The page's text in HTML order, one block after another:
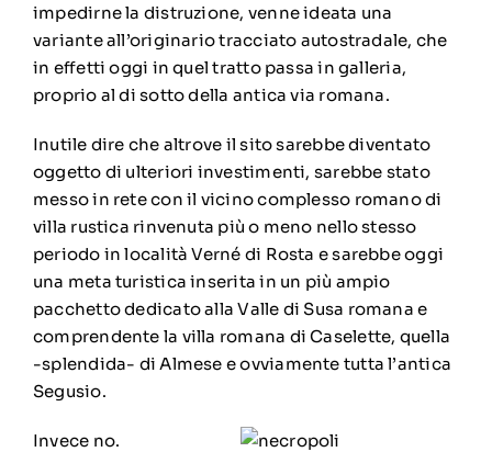
impedirne la distruzione, venne ideata una
variante all’originario tracciato autostradale, che
in effetti oggi in quel tratto passa in galleria,
proprio al di sotto della antica via romana.
Inutile dire che altrove il sito sarebbe diventato
oggetto di ulteriori investimenti, sarebbe stato
messo in rete con il vicino complesso romano di
villa rustica rinvenuta più o meno nello stesso
periodo in località Verné di Rosta e sarebbe oggi
una meta turistica inserita in un più ampio
pacchetto dedicato alla Valle di Susa romana e
comprendente la villa romana di Caselette, quella
-splendida- di Almese e ovviamente tutta l’antica
Segusio.
Invece no.